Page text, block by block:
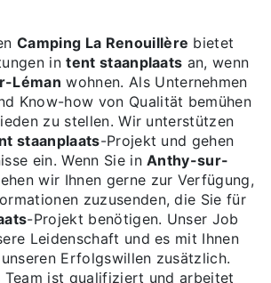
Camping La Renouillère bietet
intent staanplaats an, wenn
Léman wohnen. Als Unternehmen
Know-how von Qualität bemühen
zu stellen. Wir unterstützen
staanplaats-Projekt und gehen
ein. Wenn Sie inAnthy-sur-
wir Ihnen gerne zur Verfügung,
zuzusenden, die Sie für
-Projekt benötigen. Unser Job
Leidenschaft und es mit Ihnen
Erfolgswillen zusätzlich.
Team ist qualifiziert und arbeitet